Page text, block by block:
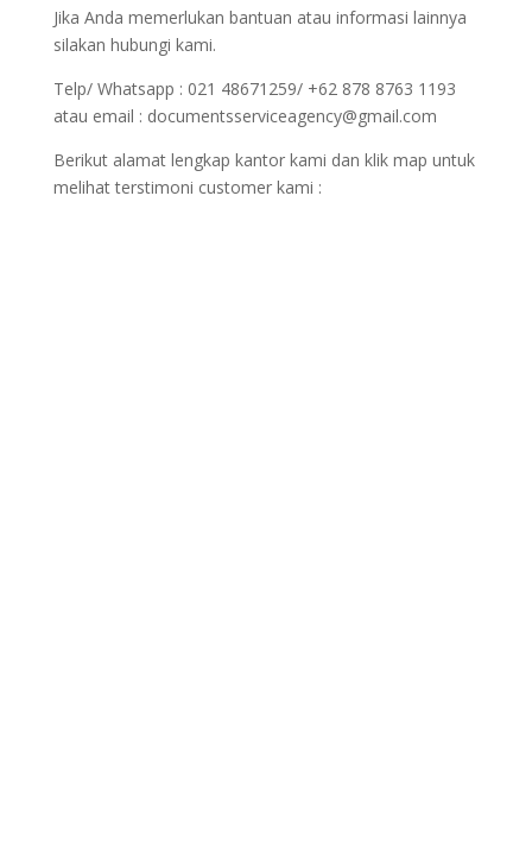
Jika Anda memerlukan bantuan atau informasi lainnya
silakan hubungi kami.
Telp/ Whatsapp : 021 48671259/ +62 878 8763 1193
atau email : documentsserviceagency@gmail.com
Berikut alamat lengkap kantor kami dan klik map untuk
melihat terstimoni customer kami :